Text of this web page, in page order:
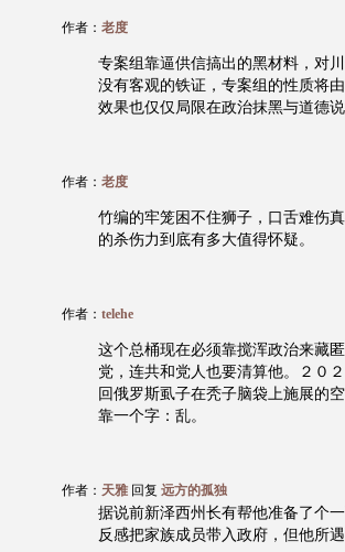
作者： 老度
专案组靠逼供信搞出的黑材料，对
没有客观的铁证，专案组的性质将
效果也仅仅局限在政治抹黑与道德说
作者： 老度
竹编的牢笼困不住狮子，口舌难伤
的杀伤力到底有多大值得怀疑。
作者： telehe
这个总桶现在必须靠搅浑政治来藏
党，连共和党人也要清算他。２０
回俄罗斯虱子在秃子脑袋上施展的
靠一个字：乱。
作者： 天雅 回复 远方的孤独
据说前新泽西州长有帮他准备了个
反感把家族成员带入政府，但他所